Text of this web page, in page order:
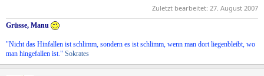
Zuletzt bearbeitet: 27. August 2007
Grüsse, Manu
"Nicht das Hinfallen ist schlimm, sondern es ist schlimm, wenn man dort liegenbleibt, wo
man hingefallen ist." Sokrates